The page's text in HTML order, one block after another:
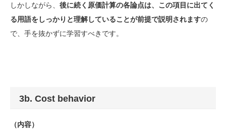
しかしながら、 後に続く原価計算の各論点は、この項目に出てく
る用語をしっかりと理解していることが前提で説明されますの
で、手を抜かずに学習すべきです。
3b. Cost behavior
（内容）